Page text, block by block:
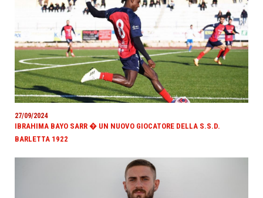
27/09/2024
IBRAHIMA BAYO SARR � UN NUOVO GIOCATORE DELLA S.S.D.
BARLETTA 1922